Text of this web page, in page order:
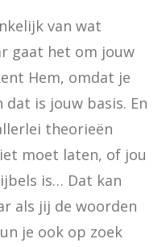
van wat
gaat het om jouw
Hem, omdat je
dat is jouw basis. En
theorieën
moet laten, of jou
is… Dat kan
als jij de woorden
je ook op zoek